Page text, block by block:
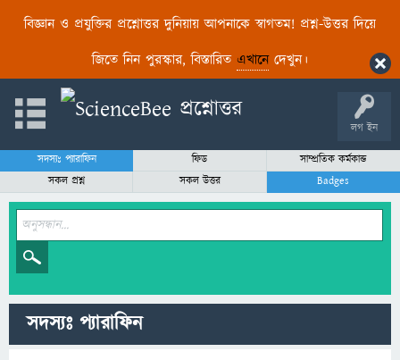
বিজ্ঞান ও প্রযুক্তির প্রশ্নোত্তর দুনিয়ায় আপনাকে স্বাগতম! প্রশ্ন-উত্তর দিয়ে
জিতে নিন পুরস্কার, বিস্তারিত এখানেদেখুন।
লগ ইন
সদস্যঃ প্যারাফিন ফিড
সাম্প্রতিক কর্মকান্ড
সকল প্রশ্ন
সকল উত্তর Badges
সদস্যঃ প্যারাফিন